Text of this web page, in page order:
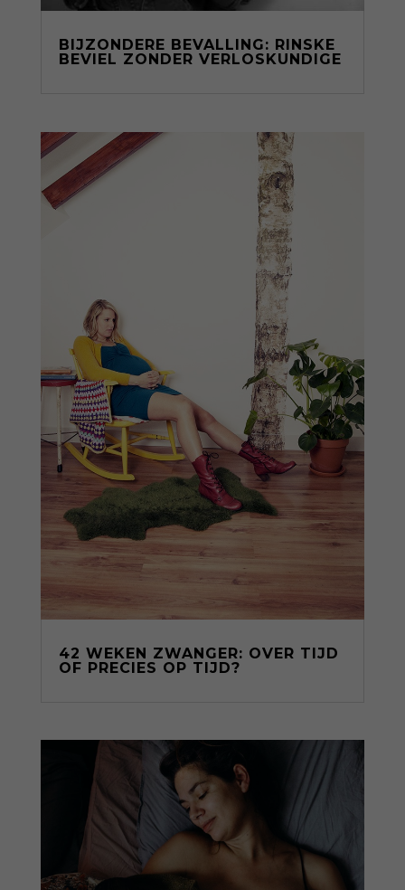
BIJZONDERE BEVALLING: RINSKE
BEVIEL ZONDER VERLOSKUNDIGE
42 WEKEN ZWANGER: OVER TIJD
OF PRECIES OP TIJD?